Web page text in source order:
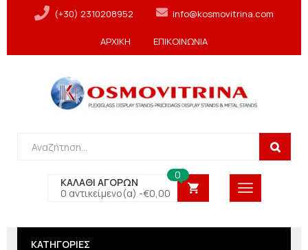
(+30) 2310208952 info@kosmovitrina.com
ΑΡΧΙΚΗ ΕΠΙΚΟΙΝΩΝΙΑ
ΚΑΛΑΘΙ ΑΓΟΡΩΝ
0 αντικείμενο(α) -€0,00
0
ΚΑΤΗΓΟΡΙΕΣ